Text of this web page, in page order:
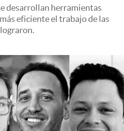
desarrollan herramientas
eficiente el trabajo de las